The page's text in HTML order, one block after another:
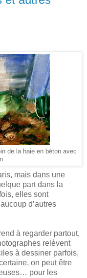
de la haie en béton avec
mais dans une
part dans la
elles sont
d’autres
à regarder partout,
relèvent
à dessiner parfois,
on peut être
pour les